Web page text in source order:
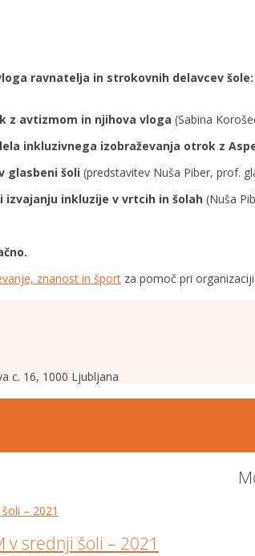
ravnatelja in strokovnih delavcev
z avtizmom in njihova vloga (Sabina
inkluzivnega izobraževanja otrok z
glasbeni šoli (predstavitev Nuša Piber, prof.
izvajanju inkluzije v vrtcih in šolah (Nuša
znanost in šport za pomoč pri
c. 16, 1000 Ljubljana
v srednji šoli – 2021